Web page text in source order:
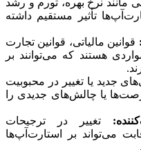
تأثیر مستقیم داشته
قوانین مالیاتی، قوانین تجارت
هستند که می‌توانند بر
جدید یا تغییر در محبوبیت
یا چالش‌های جدیدی را
تغییر در ترجیحات
می‌تواند بر استارت‌آپ‌ها